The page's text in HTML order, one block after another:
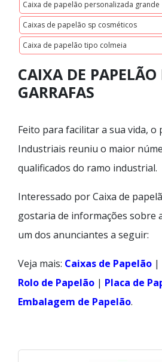
Caixa de papelão personalizada grande
Caixas de papelão sp cosméticos
Caixa de papelão tipo colmeia
CAIXA DE PAPELÃO
GARRAFAS
Feito para facilitar a sua vida, o
Industriais reuniu o maior
qualificados do ramo industrial.
Interessado por Caixa de
gostaria de informações sobre
um dos anunciantes a seguir:
Veja mais: Caixas de Papelão |
Rolo de Papelão | Placa de
Embalagem de Papelão.